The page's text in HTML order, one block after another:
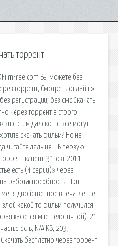
торрент
Вы можете без
торрент, Смотреть онлайн »
регистрации, без смс Скачать
через торрент в строго
с этим далеко не все могут
скачать фильм? Но не
читайте дальше… В первую
клиент. 31 окт 2011
есть (4 серии)» через
работаспособность. При
двойственное впечатление
какой то фильм получился
кажется мне нелогичной). 21
есть, N/A KB, 203,
бесплатно через торрент